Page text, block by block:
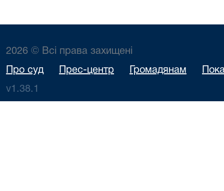
2026 © Всі права захищені
Про суд Прес-центр Громадянам
v1.38.1